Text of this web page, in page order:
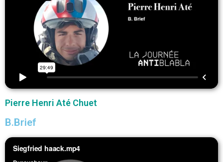
Pierre Henri Até Chuet
B.Brief